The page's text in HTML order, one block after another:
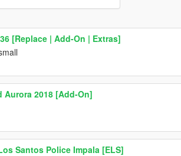
[Replace | Add-On | Extras]
Aurora 2018 [Add-On]
Santos Police Impala [ELS]